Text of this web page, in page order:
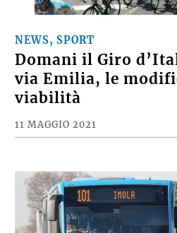
NEWS, SPORT
Domani il Giro
via Emilia, le
viabilità
11 MAGGIO 2021